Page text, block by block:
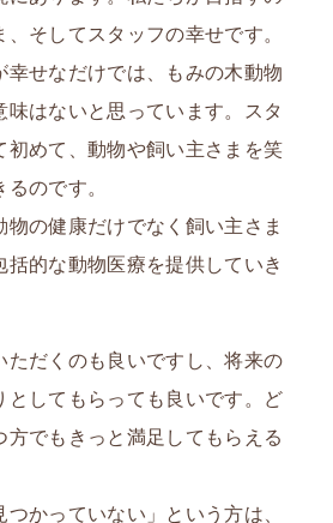
、そして スタッフの幸せです。
幸せなだけでは、もみの木動物
味はないと思っています。スタ
初めて、動物や飼い主さまを笑
のです。
物の健康だけでなく飼い主さま
括的な動物医療を提供していき
ただくのも良いですし、将来の
としてもらっても良いです。ど
方でもきっと満足してもらえる
つかっていない」という方は、